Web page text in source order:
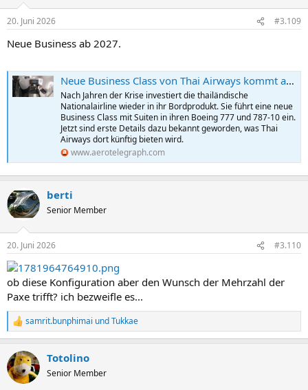
n
e
:
20. Juni 2026 #3.109
Neue Business ab 2027.
Neue Business Class von Thai Airways kommt ab 2027 | aeroTELEGRAPH
Nach Jahren der Krise investiert die thailändische
Nationalairline wieder in ihr Bordprodukt. Sie führt eine neue
Business Class mit Suiten in ihren Boeing 777 und 787-10 ein.
Jetzt sind erste Details dazu bekannt geworden, was Thai
Airways dort künftig bieten wird.
www.aerotelegraph.com
berti
Senior Member
20. Juni 2026 #3.110
ob diese Konfiguration aber den Wunsch der Mehrzahl der
Paxe trifft? ich bezweifle es...
R
e
k
t
i
samrit.bunphimai undTukkae
Totolino
Senior Member